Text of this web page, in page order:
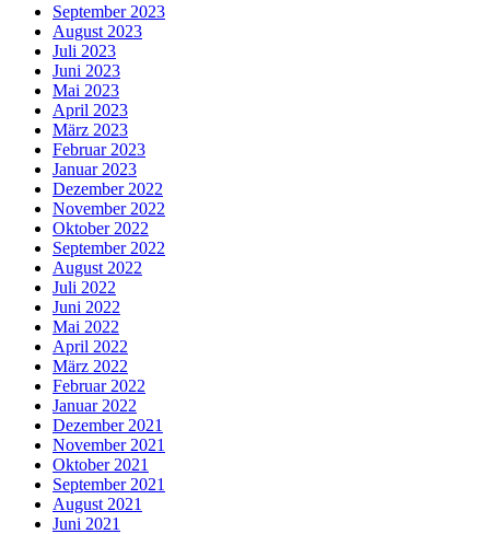
September 2023
August 2023
Juli 2023
Juni 2023
Mai 2023
April 2023
März 2023
Februar 2023
Januar 2023
Dezember 2022
November 2022
Oktober 2022
September 2022
August 2022
Juli 2022
Juni 2022
Mai 2022
April 2022
März 2022
Februar 2022
Januar 2022
Dezember 2021
November 2021
Oktober 2021
September 2021
August 2021
Juni 2021